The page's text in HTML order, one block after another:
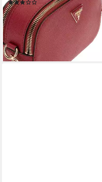
(1)
87,50 € UVP125,00 €
-30%
lieferbar - in 2-3 Werktagen bei dir